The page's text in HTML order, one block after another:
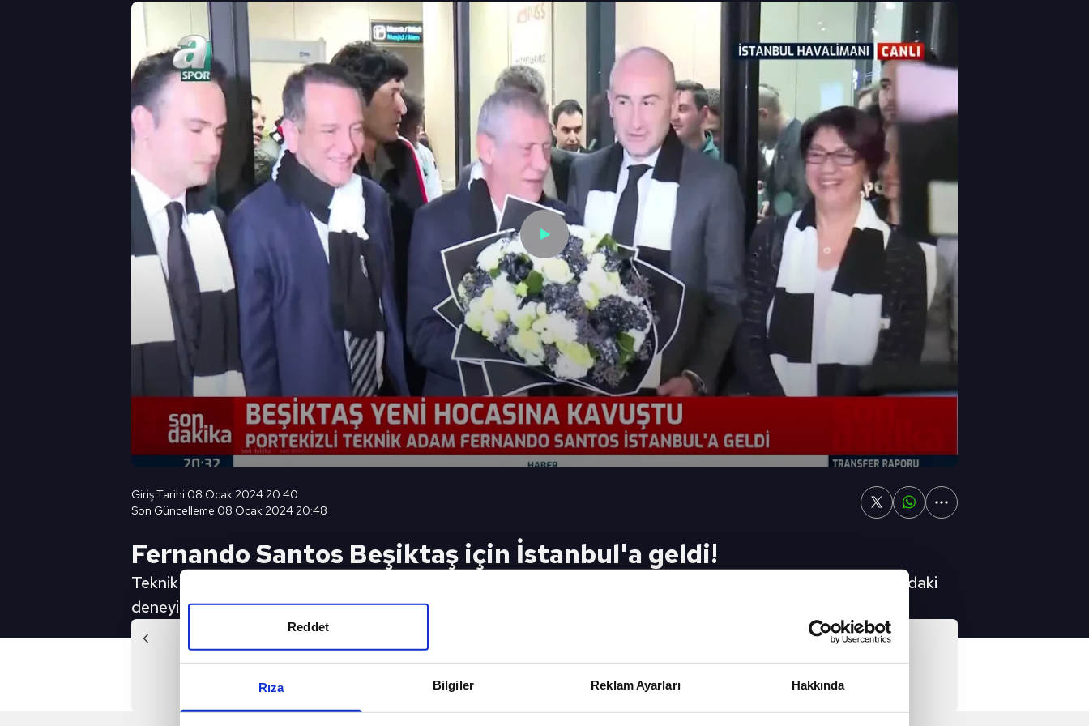
Rıza Bilgiler Reklam Ayarları Hakkında
Reddet
Giriş Tarihi:08 Ocak 2024 20:40
Son Güncelleme:08 Ocak 2024 20:48
Fernando Santos Beşiktaş için İstanbul'a geldi!
Teknik direktörlük arayışlarını sonlandıran Beşiktaş, Portekizli çalıştırıcı Fernando Santos ile anlaştı. 69 yaşındaki
deneyimli teknik direktör, siyah-beyazlı ekip için İstanbul'a geldi. İşte o görüntüler... | Beşiktaş haberleri